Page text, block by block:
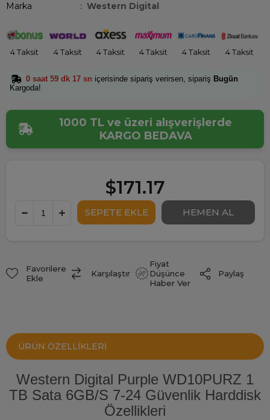
Marka : Western Digital
4 Taksit 4 Taksit 4 Taksit 4 Taksit 4 Taksit 4 Taksit
0 saat 59 dk 17 sn içerisinde sipariş verirsen, sipariş Bugün
Kargoda!
1000 TL ve üzeri alışverişlerde
KARGO BEDAVA
$171.17
Favorilere
Ekle
Karşılaştır
Fiyat
Düşünce
Haber Ver
Paylaş
ÜRÜN ÖZELLIKLERI
Western Digital Purple WD10PURZ 1
TB Sata 6GB/S 7-24 Güvenlik Harddisk
Özellikleri